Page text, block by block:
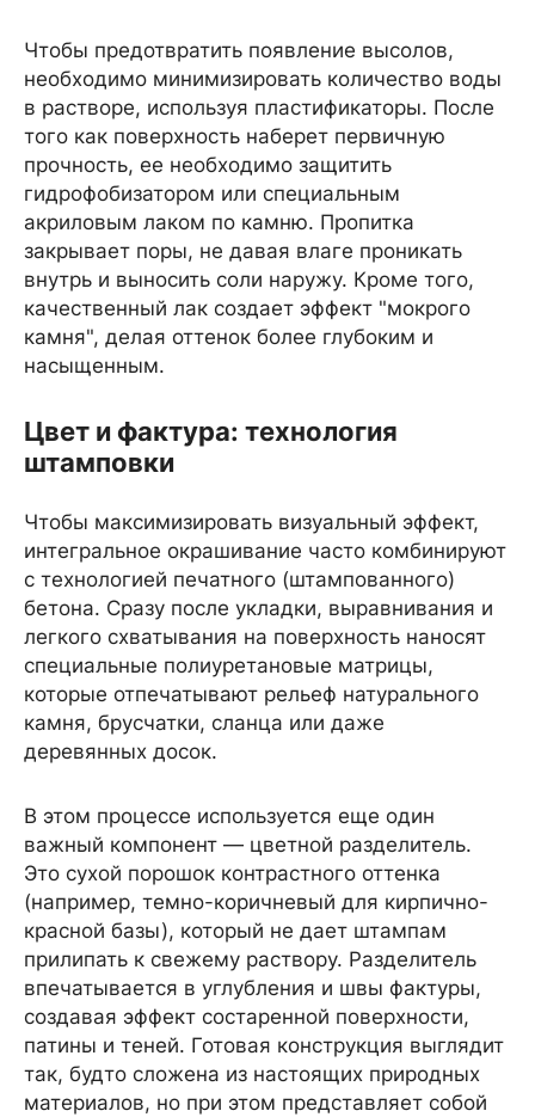
Чтобы предотвратить появление высолов,
необходимо минимизировать количество воды
в растворе, используя пластификаторы. После
того как поверхность наберет первичную
прочность, ее необходимо защитить
гидрофобизатором или специальным
акриловым лаком по камню. Пропитка
закрывает поры, не давая влаге проникать
внутрь и выносить соли наружу. Кроме того,
качественный лак создает эффект "мокрого
камня", делая оттенок более глубоким и
насыщенным.
Цвет и фактура: технология
штамповки
Чтобы максимизировать визуальный эффект,
интегральное окрашивание часто комбинируют
с технологией печатного (штампованного)
бетона. Сразу после укладки, выравнивания и
легкого схватывания на поверхность наносят
специальные полиуретановые матрицы,
которые отпечатывают рельеф натурального
камня, брусчатки, сланца или даже
деревянных досок.
В этом процессе используется еще один
важный компонент — цветной разделитель.
Это сухой порошок контрастного оттенка
(например, темно-коричневый для кирпично-
красной базы), который не дает штампам
прилипать к свежему раствору. Разделитель
впечатывается в углубления и швы фактуры,
создавая эффект состаренной поверхности,
патины и теней. Готовая конструкция выглядит
так, будто сложена из настоящих природных
материалов, но при этом представляет собой